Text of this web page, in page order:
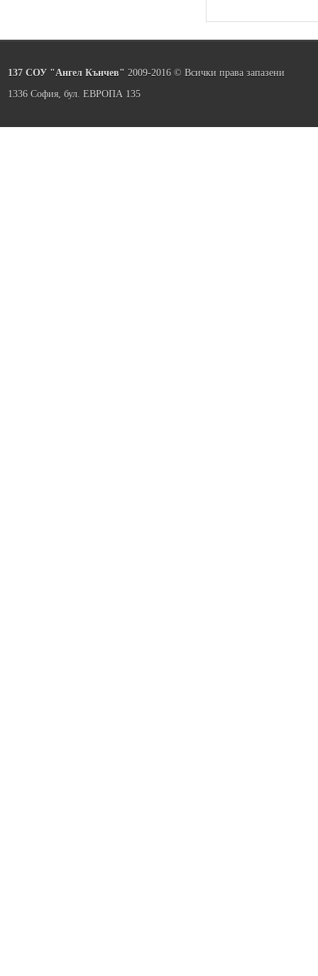
137 СОУ "Ангел Кънчев" 2009-2016 © Всички права запазени
1336 София, бул. ЕВРОПА 135